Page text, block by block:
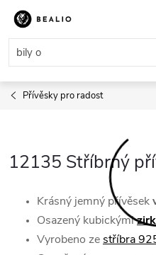
Přejít
obsah
Přívěsky pro radost
12135 Stříbrný
Krásný jemný přívěsek
Osazený kubickými
Vyrobeno zestříbra